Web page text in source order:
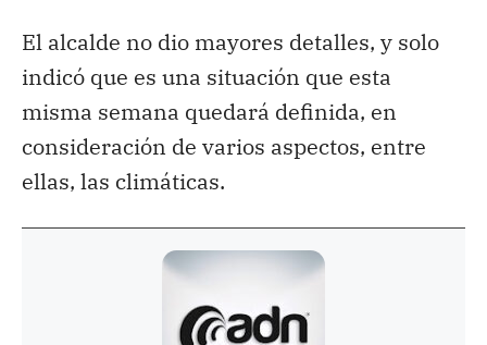
El alcalde no dio mayores detalles, y solo
indicó que es una situación que esta
misma semana quedará definida, en
consideración de varios aspectos, entre
ellas, las climáticas.